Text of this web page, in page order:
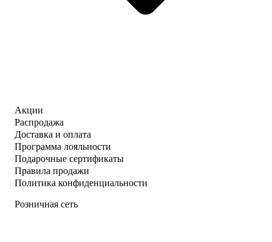
Акции
Распродажа
Доставка и оплата
Программа лояльности
Подарочные сертификаты
Правила продажи
Политика конфиденциальности
Розничная сеть